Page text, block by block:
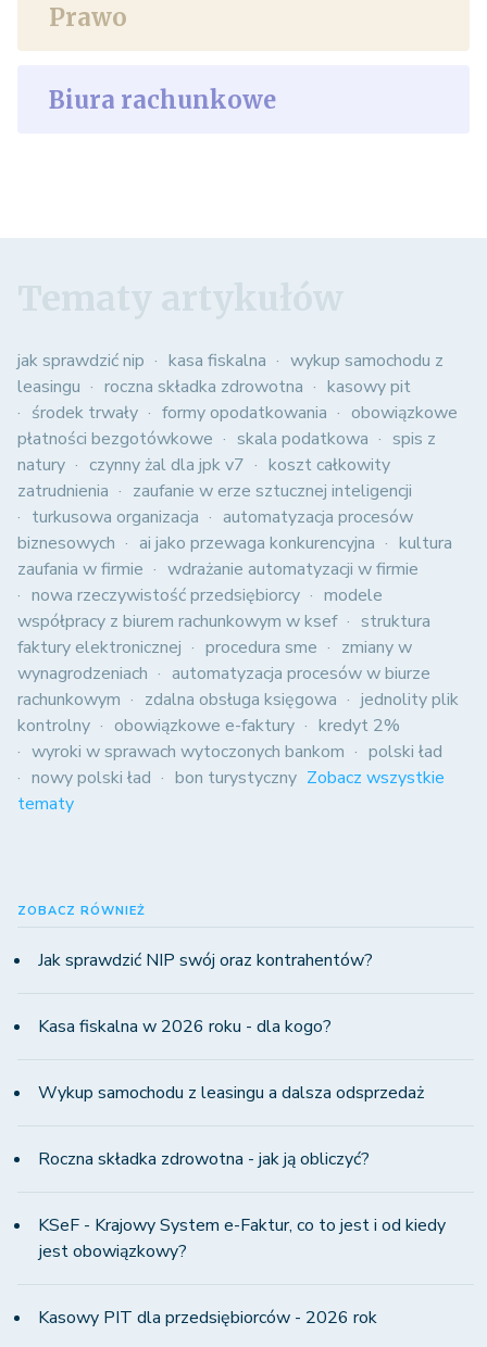
Prawo
Biura rachunkowe
jak sprawdzić nip kasa fiskalna
wykup samochodu z
leasingu
roczna składka zdrowotna
kasowy pit
środek trwały
formy opodatkowania
obowiązkowe
płatności bezgotówkowe
skala podatkowa
spis z
natury
czynny żal dla jpk v7
koszt całkowity
zatrudnienia
zaufanie w erze sztucznej inteligencji
turkusowa organizacja
automatyzacja procesów
biznesowych
ai jako przewaga konkurencyjna
kultura
zaufania w firmie
wdrażanie automatyzacji w firmie
nowa rzeczywistość przedsiębiorcy
modele
współpracy z biurem rachunkowym w ksef
struktura
faktury elektronicznej
procedura sme
zmiany w
wynagrodzeniach
automatyzacja procesów w biurze
rachunkowym
zdalna obsługa księgowa
jednolity plik
kontrolny
obowiązkowe e-faktury
kredyt 2%
wyroki w sprawach wytoczonych bankom
polski ład
nowy polski ład
bon turystyczny Zobacz wszystkie
tematy
ZOBACZ RÓWNIEŻ
Jak sprawdzić NIP swój oraz kontrahentów?
Kasa fiskalna w 2026 roku - dla kogo?
Wykup samochodu z leasingu a dalsza odsprzedaż
Roczna składka zdrowotna - jak ją obliczyć?
KSeF - Krajowy System e-Faktur, co to jest i od kiedy
jest obowiązkowy?
Kasowy PIT dla przedsiębiorców - 2026 rok